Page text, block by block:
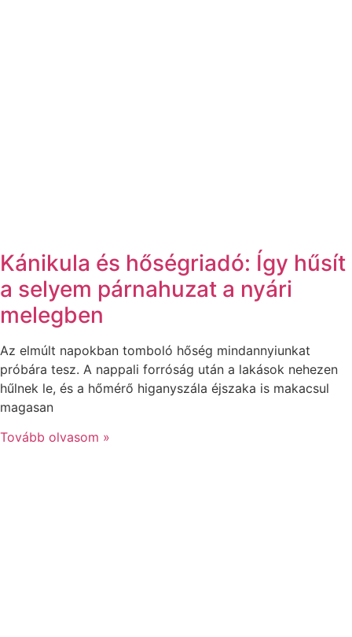
Kánikula és hőségriadó: Így hűsít
a selyem párnahuzat a nyári
melegben
Az elmúlt napokban tomboló hőség mindannyiunkat
próbára tesz. A nappali forróság után a lakások nehezen
hűlnek le, és a hőmérő higanyszála éjszaka is makacsul
magasan
Tovább olvasom »